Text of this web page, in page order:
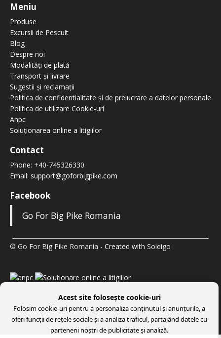
Meniu
Produse
Excursii de Pescuit
Blog
Despre noi
Modalități de plată
Transport și livrare
Sugestii și reclamații
Politica de confidentialitate și de prelucrare a datelor personale
Politica de utilizare Cookie-uri
Anpc
Soluționarea online a litigiilor
Contact
Phone: +40-745326330
Email: support@goforbigpike.com
Facebook
Go For Big Pike Romania
© Go For Big Pike Romania - Created with Soldigo
Politica de confidenţialitate Termeni şi condiţii
Politica
de returnare
Formular de retur
Acest site folosește cookie-uri
Folosim cookie-uri pentru a personaliza conținutul și anunțurile, a
oferi funcții de rețele sociale și a analiza traficul, partajând datele cu
partenerii noștri de publicitate și analiză.